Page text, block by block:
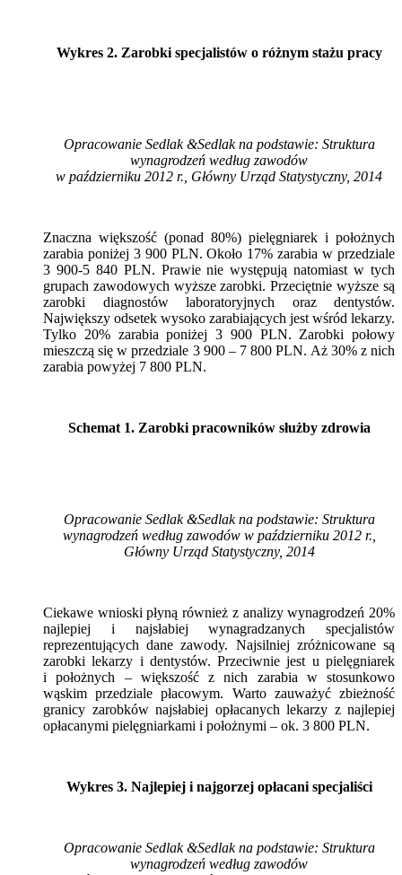
Wykres 2. Zarobki specjalistów o różnym stażu pracy
Opracowanie Sedlak&Sedlak na podstawie: Struktura
wynagrodzeń według zawodów
w październiku 2012 r., Główny Urząd Statystyczny, 2014
Znaczna większość (ponad 80%) pielęgniarek i położnych
zarabia poniżej 3 900 PLN. Około 17% zarabia w przedziale
3 900-5 840 PLN. Prawie nie występują natomiast w tych
grupach zawodowych wyższe zarobki. Przeciętnie wyższe są
zarobki diagnostów laboratoryjnych oraz dentystów.
Największy odsetek wysoko zarabiających jest wśród lekarzy.
Tylko 20% zarabia poniżej 3 900 PLN. Zarobki połowy
mieszczą się w przedziale 3 900 – 7 800 PLN. Aż 30% z nich
zarabia powyżej 7 800 PLN.
Schemat 1. Zarobki pracowników służby zdrowia
Opracowanie Sedlak&Sedlak na podstawie: Struktura
wynagrodzeń według zawodów w październiku 2012 r.,
Główny Urząd Statystyczny, 2014
Ciekawe wnioski płyną również z analizy wynagrodzeń 20%
najlepiej i najsłabiej wynagradzanych specjalistów
reprezentujących dane zawody. Najsilniej zróżnicowane są
zarobki lekarzy i dentystów. Przeciwnie jest u pielęgniarek
i położnych – większość z nich zarabia w stosunkowo
wąskim przedziale płacowym. Warto zauważyć zbieżność
granicy zarobków najsłabiej opłacanych lekarzy z najlepiej
opłacanymi pielęgniarkami i położnymi – ok. 3 800 PLN.
Wykres 3. Najlepiej i najgorzej opłacani specjaliści
Opracowanie Sedlak&Sedlak na podstawie: Struktura
wynagrodzeń według zawodów